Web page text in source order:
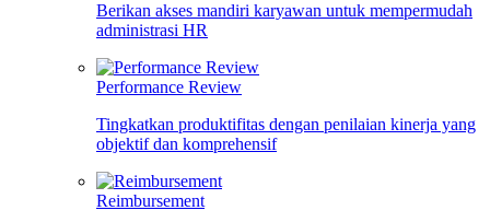
Berikan akses mandiri karyawan untuk mempermudah
administrasi HR
Performance Review
Tingkatkan produktifitas dengan penilaian kinerja yang
objektif dan komprehensif
Reimbursement